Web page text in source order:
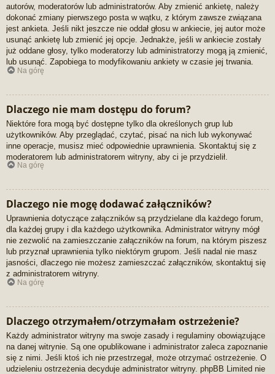
autorów, moderatorów lub administratorów. Aby zmienić ankietę, należy
dokonać zmiany pierwszego posta w wątku, z którym zawsze związana
jest ankieta. Jeśli nikt jeszcze nie oddał głosu w ankiecie, jej autor może
usunąć ankietę lub zmienić jej opcje. Jednakże, jeśli w ankiecie zostały
już oddane głosy, tylko moderatorzy lub administratorzy mogą ją zmienić,
lub usunąć. Zapobiega to modyfikowaniu ankiety w czasie jej trwania.
Na górę
Dlaczego nie mam dostępu do forum?
Niektóre fora mogą być dostępne tylko dla określonych grup lub
użytkowników. Aby przeglądać, czytać, pisać na nich lub wykonywać
inne operacje, musisz mieć odpowiednie uprawnienia. Skontaktuj się z
moderatorem lub administratorem witryny, aby ci je przydzielił.
Na górę
Dlaczego nie mogę dodawać załączników?
Uprawnienia dotyczące załączników są przydzielane dla każdego forum,
dla każdej grupy i dla każdego użytkownika. Administrator witryny mógł
nie zezwolić na zamieszczanie załączników na forum, na którym piszesz
lub przyznał uprawnienia tylko niektórym grupom. Jeśli nadal nie masz
jasności, dlaczego nie możesz zamieszczać załączników, skontaktuj się
z administratorem witryny.
Na górę
Dlaczego otrzymałem/otrzymałam ostrzeżenie?
Każdy administrator witryny ma swoje zasady i regulaminy obowiązujące
na danej witrynie. Są one opublikowane i administrator zaleca zapoznanie
się z nimi. Jeśli ktoś ich nie przestrzegał, może otrzymać ostrzeżenie. O
udzieleniu ostrzeżenia decyduje administrator witryny. phpBB Limited nie